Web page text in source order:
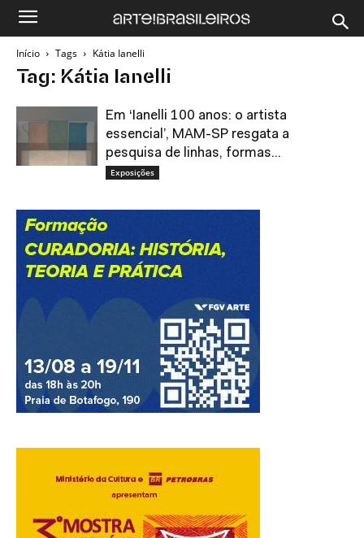
Início Tags Kátia Ianelli
Tag: Kátia Ianelli
Em ‘Ianelli 100 anos: o artista
essencial’, MAM-SP resgata a
pesquisa de linhas, formas...
Exposições